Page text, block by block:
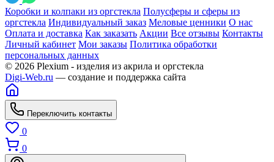
Коробки и колпаки из оргстекла Полусферы и сферы из
оргстекла Индивидуальный заказ Меловые ценники О нас
Оплата и доставка Как заказать Акции Все отзывы Контакты
Личный кабинет Мои заказы Политика обработки
персональных данных
© 2026 Plexium - изделия из акрила и оргстекла
Digi-Web.ru — создание и поддержка сайта
Переключить контакты
0
0